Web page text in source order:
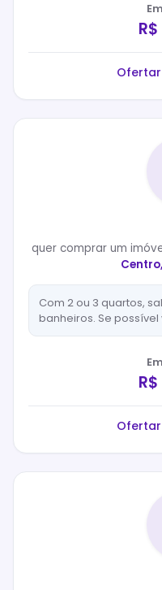
quer comprarum
Com 2 ou 3 quartos,
banheiros. Se possível